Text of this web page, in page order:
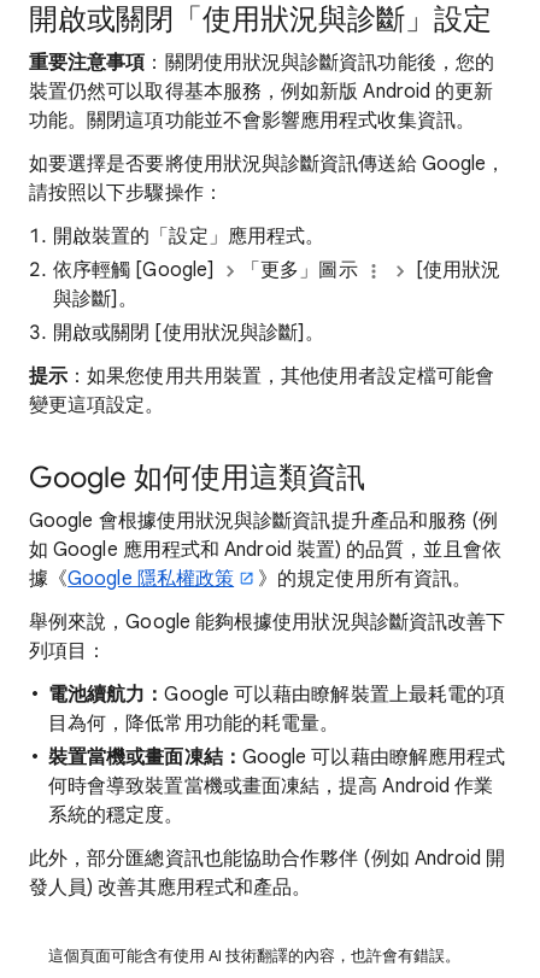
開啟或關閉「使用狀況與診斷」設定
重要注意事項 ：關閉使用狀況與診斷資訊功能後，您的
裝置仍然可以取得基本服務，例如新版 Android 的更新
功能。關閉這項功能並不會影響應用程式收集資訊。
如要選擇是否要將使用狀況與診斷資訊傳送給 Google，
請按照以下步驟操作：
開啟裝置的「設定」應用程式。
依序輕觸 [Google]
「更多」圖示
[使用狀況
與診斷]。
開啟或關閉 [使用狀況與診斷] 。
提示 ：如果您使用共用裝置，其他使用者設定檔可能會
變更這項設定。
Google 如何使用這類資訊
Google 會根據使用狀況與診斷資訊提升產品和服務 (例
如 Google 應用程式和 Android 裝置) 的品質，並且會依
據《Google 隱私權政策
》的規定使用所有資訊。
舉例來說，Google 能夠根據使用狀況與診斷資訊改善下
列項目：
電池續航力：Google 可以藉由瞭解裝置上最耗電的項
目為何，降低常用功能的耗電量。
裝置當機或畫面凍結： Google 可以藉由瞭解應用程式
何時會導致裝置當機或畫面凍結，提高 Android 作業
系統的穩定度。
此外，部分匯總資訊也能協助合作夥伴 (例如 Android 開
發人員) 改善其應用程式和產品。
這個頁面可能含有使用 AI 技術翻譯的內容，也許會有錯誤。